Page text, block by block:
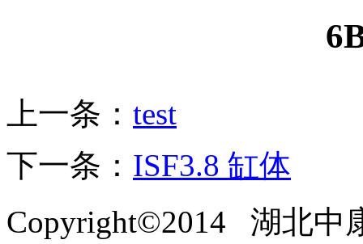
上一条： test
下一条： ISF3.8 缸体
Copyright©2014 湖北中